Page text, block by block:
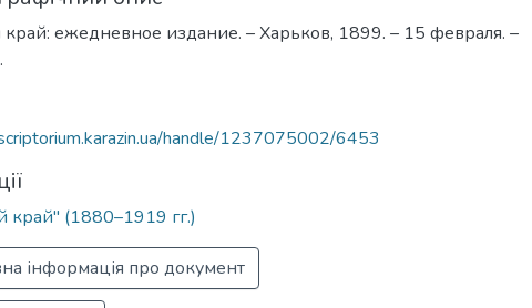
ежедневное издание. – Харьков, 1899. – 15 февраля. –
handle/1237075002/6453
(1880–1919 гг.)
інформація про документ